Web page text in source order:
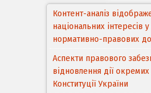
Контент-аналіз
національних інтересів у
нормативно-правових
Аспекти правового
відновлення дії
Конституції України